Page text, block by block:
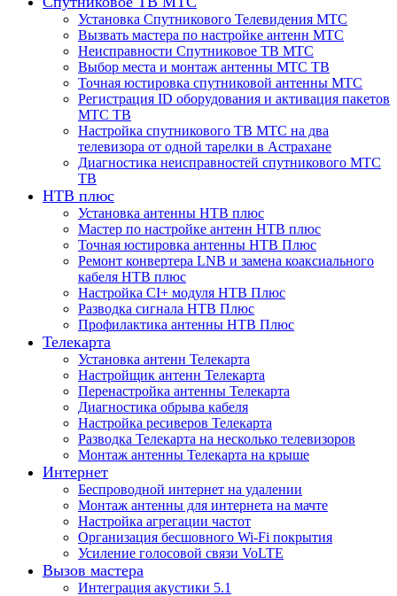
Установка Спутникового Телевидения МТС
Вызвать мастера по настройке антенн МТС
Неисправности Спутниковое ТВ МТС
Выбор места и монтаж антенны МТС ТВ
Точная юстировка спутниковой антенны МТС
Регистрация ID оборудования и активация пакетов
МТС ТВ
Настройка спутникового ТВ МТС на два
телевизора от одной тарелки в Астрахане
Диагностика неисправностей спутникового МТС
ТВ
НТВ плюс
Установка антенны НТВ плюс
Мастер по настройке антенн НТВ плюс
Точная юстировка антенны НТВ Плюс
Ремонт конвертера LNB и замена коаксиального
кабеля НТВ плюс
Настройка CI+ модуля НТВ Плюс
Разводка сигнала НТВ Плюс
Профилактика антенны НТВ Плюс
Телекарта
Установка антенн Телекарта
Настройщик антенн Телекарта
Перенастройка антенны Телекарта
Диагностика обрыва кабеля
Настройка ресиверов Телекарта
Разводка Телекарта на несколько телевизоров
Монтаж антенны Телекарта на крыше
Интернет
Беспроводной интернет на удалении
Монтаж антенны для интернета на мачте
Настройка агрегации частот
Организация бесшовного Wi-Fi покрытия
Усиление голосовой связи VoLTE
Вызов мастера
Интеграция акустики 5.1